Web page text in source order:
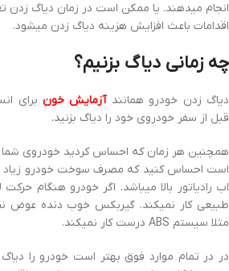
انجام میدهند. یا ممکن است در زمان دیاگ زدن
اقدامات باعث افزایش هزینه دیاگ زدن میشود.
چه زمانی دیاگ بزنیم؟
دیاگ زدن خودرو همانندآزمایش خون برای
قبل از سفر خودروی خود را دیاگ بزنید.
همچنین هر زمان که احساس کردید خودروی شما
است احساس کنید که مصرف سوخت خودرو زیاد
اب رادیاتور بالا میباشد. اگر خودرو هنگام
طبیعی کار نمیکند. گیربکس خوب دنده عوض
مثلا سیستم ABS درست کار نمیکند.
در در تمام موارد فوق بهتر است خودرو را